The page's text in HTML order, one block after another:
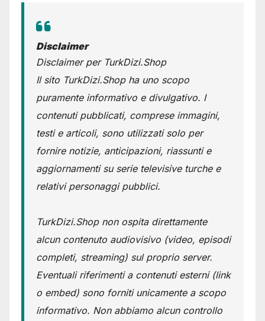
Disclaimer
Disclaimer per TurkDizi.Shop
Il sito TurkDizi.Shop ha uno scopo
puramente informativo e divulgativo. I
contenuti pubblicati, comprese immagini,
testi e articoli, sono utilizzati solo per
fornire notizie, anticipazioni, riassunti e
aggiornamenti su serie televisive turche e
relativi personaggi pubblici.
TurkDizi.Shop non ospita direttamente
alcun contenuto audiovisivo (video, episodi
completi, streaming) sul proprio server.
Eventuali riferimenti a contenuti esterni (link
o embed) sono forniti unicamente a scopo
informativo. Non abbiamo alcun controllo